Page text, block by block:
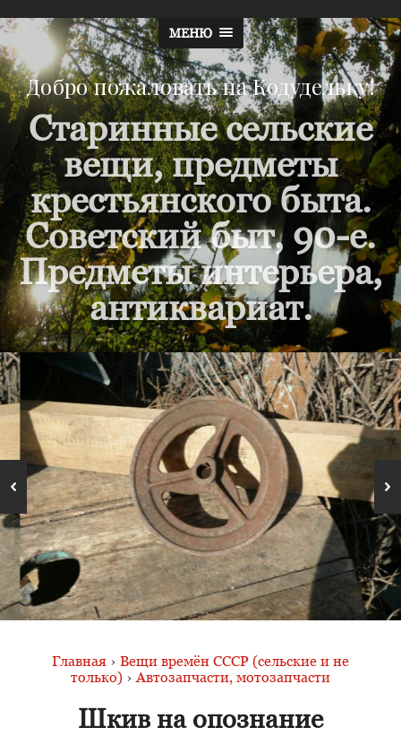
МЕНЮ
Добро пожаловать на Кодудельку!
Старинные сельские
вещи, предметы
крестьянского быта.
Советский быт, 90-е.
Предметы интерьера,
антиквариат.
Главная › Вещи времён СССР (сельские и не
только) › Автозапчасти, мотозапчасти
Шкив на опознание